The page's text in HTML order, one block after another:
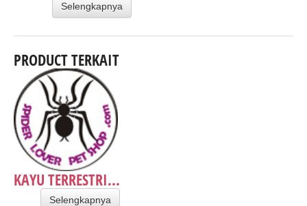
Selengkapnya
PRODUCT TERKAIT
KAYU TERRESTRI...
Selengkapnya